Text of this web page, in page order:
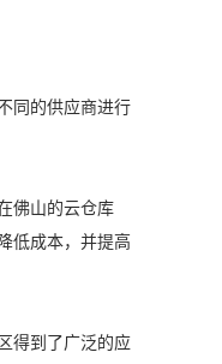
同的供应商进行
佛山的云仓库
低成本，并提高
得到了广泛的应